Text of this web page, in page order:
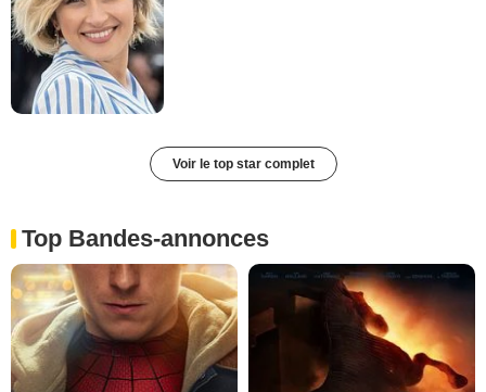
Voir le top star complet
Top Bandes-annonces